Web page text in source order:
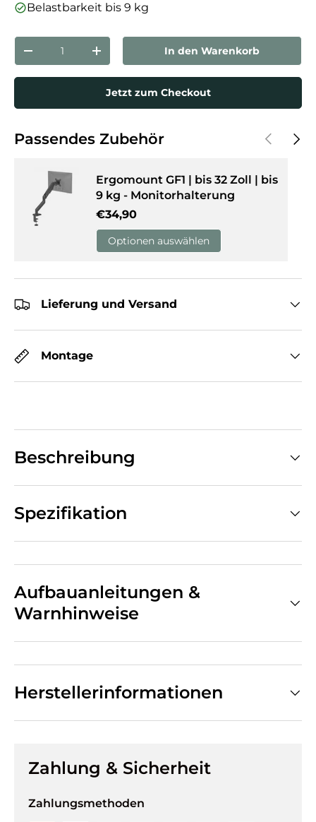
Belastbarkeit bis 9 kg
Anzahl
Menge verringernMenge erhöhenIn den Warenkorb
Jetzt zum Checkout
Passendes Zubehör Vorherige
Ergomount GF1 | bis 32 Zoll | bis
9 kg - Monitorhalterung
Normaler Preis
€34,90
Optionen auswählen
Lieferung und Versand
Montage
Beschreibung
Spezifikation
Aufbauanleitungen &
Warnhinweise
Herstellerinformationen
Zahlung & Sicherheit
Zahlungsmethoden